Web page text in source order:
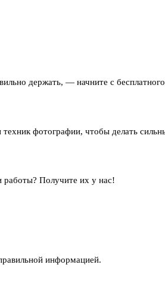
держать, — начните с
фотографии, чтобы делать
работы? Получите их у нас!
информацией.